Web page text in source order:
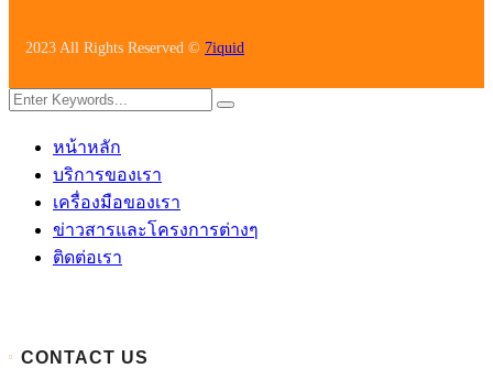
2023 All Rights Reserved © 7iquid
หน้าหลัก
บริการของเรา
เครื่องมือของเรา
ข่าวสารและโครงการต่างๆ
ติดต่อเรา
CONTACT US